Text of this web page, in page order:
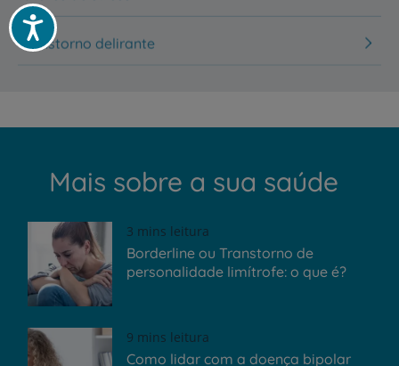
Acessibilidade
Transtorno delirante
Mais sobre a sua saúde
3 mins leitura
Borderline ou Transtorno de
personalidade limítrofe: o que é?
9 mins leitura
Como lidar com a doença bipolar